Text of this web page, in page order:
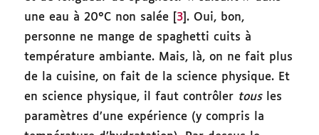
une eau à 20°C non salée [ 3 ]. Oui, bon,
personne ne mange de spaghetti cuits à
température ambiante. Mais, là, on ne fait plus
de la cuisine, on fait de la science physique. Et
en science physique, il faut contrôler tous les
paramètres d’une expérience (y compris la